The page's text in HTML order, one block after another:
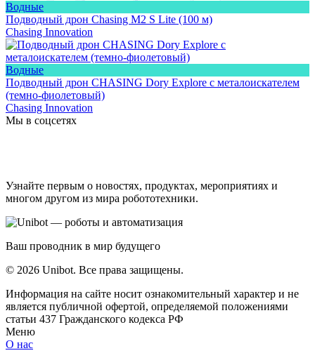
Водные
Подводный дрон Chasing M2 S Lite (100 м)
Chasing Innovation
Водные
Подводный дрон CHASING Dory Explore с металоискателем
(темно-фиолетовый)
Chasing Innovation
Мы в соцсетях
Узнайте первым о новостях, продуктах, мероприятиях и
многом другом из мира робототехники.
Ваш проводник в мир будущего
© 2026 Unibot. Все права защищены.
Информация на сайте носит ознакомительный характер и не
является публичной офертой, определяемой положениями
статьи 437 Гражданского кодекса РФ
Меню
О нас